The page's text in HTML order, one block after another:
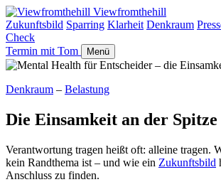
Viewfromthehill
Zukunftsbild Sparring Klarheit Denkraum
Check
Termin mit Tom
Menü
Denkraum – Belastung
Die Einsamkeit an der Spitze
Verantwortung tragen heißt oft: alleine tragen.
kein Randthema ist – und wie ein Zukunftsbild
Anschluss zu finden.